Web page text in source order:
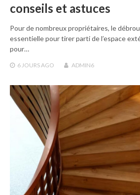
conseils et astuces
Pour de nombreux propriétaires, le
essentielle pour tirer parti de l’espace
pour…
6 JOURS AGO ADMIN6